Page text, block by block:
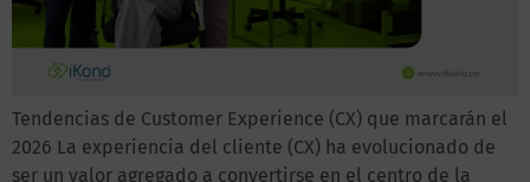
Tendencias de Customer Experience (CX) que marcarán el
2026 La experiencia del cliente (CX) ha evolucionado de
ser un valor agregado a convertirse en el centro de la